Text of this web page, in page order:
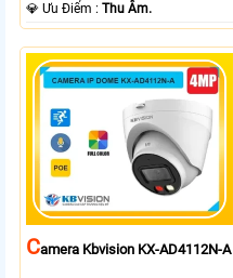
️💎 Ưu Điểm :Thu Âm.
CAmera Kbvision KX-AD4112N-A